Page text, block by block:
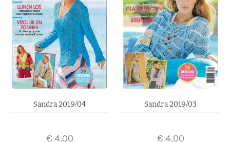
Sandra 2019/04
€ 4,00
Sandra 2019/03
€ 4,00